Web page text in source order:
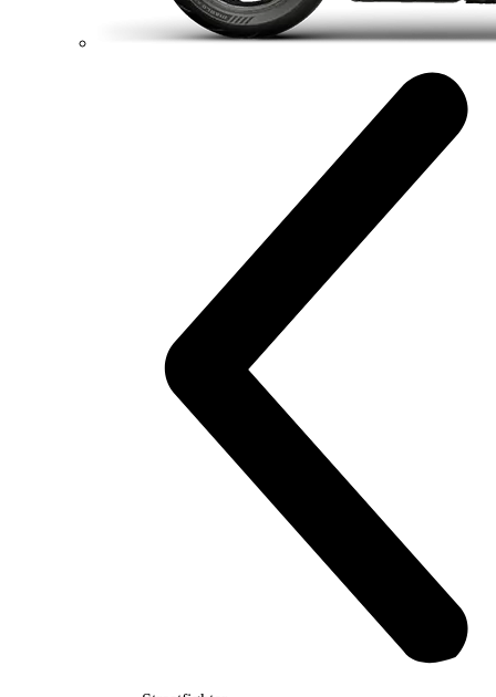
111 hp Výkon
91,1 Nm Krútiaci moment
175 kg Váha bez benzínu